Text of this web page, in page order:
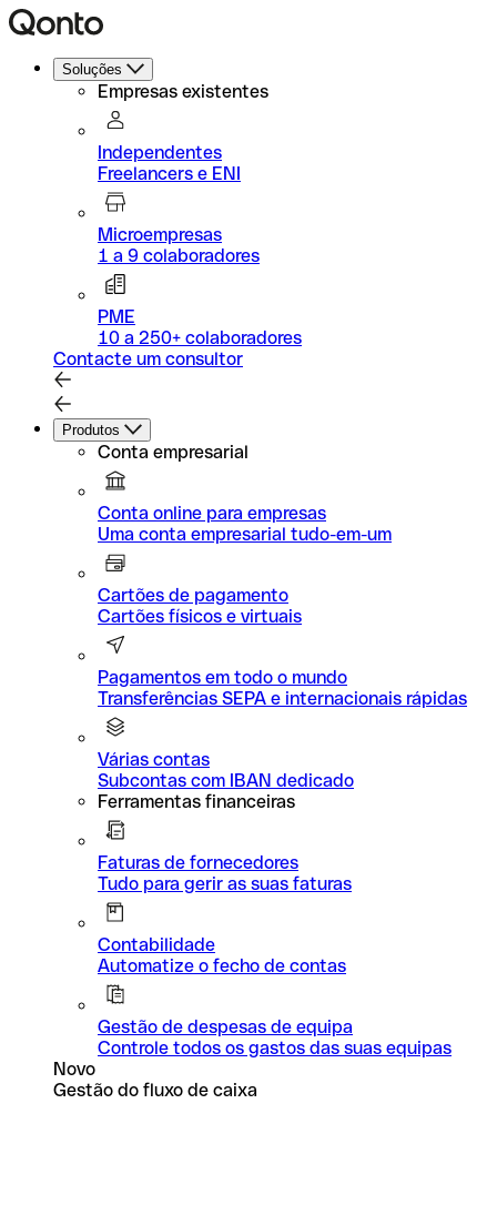
Soluções
Empresas existentes
Independentes
Freelancers e ENI
Microempresas
1 a 9 colaboradores
PME
10 a 250+ colaboradores
Contacte um consultor
Produtos
Conta empresarial
Conta online para empresas
Uma conta empresarial tudo-em-um
Cartões de pagamento
Cartões físicos e virtuais
Pagamentos em todo o mundo
Transferências SEPA e internacionais rápidas
Várias contas
Subcontas com IBAN dedicado
Ferramentas financeiras
Faturas de fornecedores
Tudo para gerir as suas faturas
Contabilidade
Automatize o fecho de contas
Gestão de despesas de equipa
Controle todos os gastos das suas equipas
Novo
Gestão do fluxo de caixa